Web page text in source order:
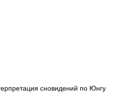
сновидений по Юнгу